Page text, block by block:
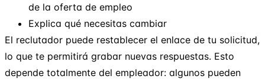
de la oferta de empleo
Explica qué necesitas cambiar
El reclutador puede restablecer el enlace de tu solicitud,
lo que te permitirá grabar nuevas respuestas. Esto
depende totalmente del empleador: algunos pueden